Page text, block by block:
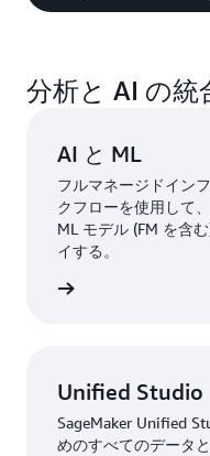
分析と AI の統
AI と ML
フルマネージドイン
クフローを使用して
ML モデル (FM を含
イする。
Unified Studio
SageMaker Unified
めのすべてのデータ